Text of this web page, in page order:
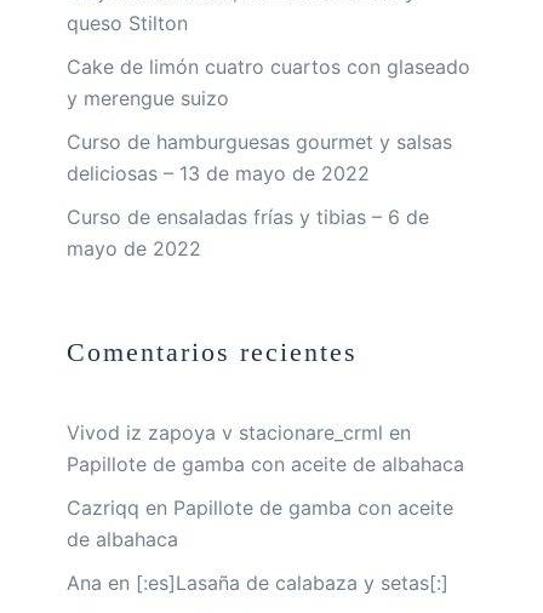
queso Stilton
Cake de limón cuatro cuartos con glaseado
y merengue suizo
Curso de hamburguesas gourmet y salsas
deliciosas – 13 de mayo de 2022
Curso de ensaladas frías y tibias – 6 de
mayo de 2022
Comentarios recientes
Vivod iz zapoya v stacionare_crml en
Papillote de gamba con aceite de albahaca
Cazriqq en Papillote de gamba con aceite
de albahaca
Ana en [:es]Lasaña de calabaza y setas[:]